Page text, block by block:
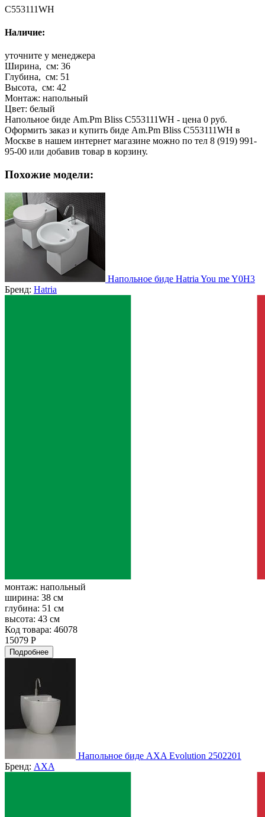
C553111WH
Наличие:
уточните у менеджера
Ширина, см: 36
Глубина, см: 51
Высота, см: 42
Монтаж: напольный
Цвет: белый
Напольное биде Am.Pm Bliss C553111WH - цена 0 руб.
Оформить заказ и купить биде Am.Pm Bliss C553111WH в
Москве в нашем интернет магазине можно по тел 8 (919) 991-
95-00 или добавив товар в корзину.
Похожие модели:
Напольное биде Hatria You me Y0H3
Бренд: Hatria
монтаж: напольный
ширина: 38 см
глубина: 51 см
высота: 43 см
Код товара: 46078
15079 Р
Подробнее
Напольное биде AXA Evolution 2502201
Бренд: AXA